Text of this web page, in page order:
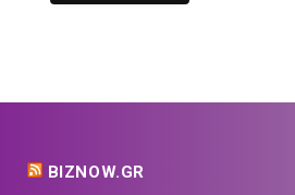
BIZNOW.GR